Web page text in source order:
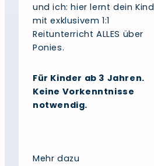
und ich: hier lernt dein Kind
mit exklusivem 1:1
Reitunterricht ALLES über
Ponies.
Für Kinder ab 3 Jahren.
Keine Vorkenntnisse
notwendig.
Mehr dazu